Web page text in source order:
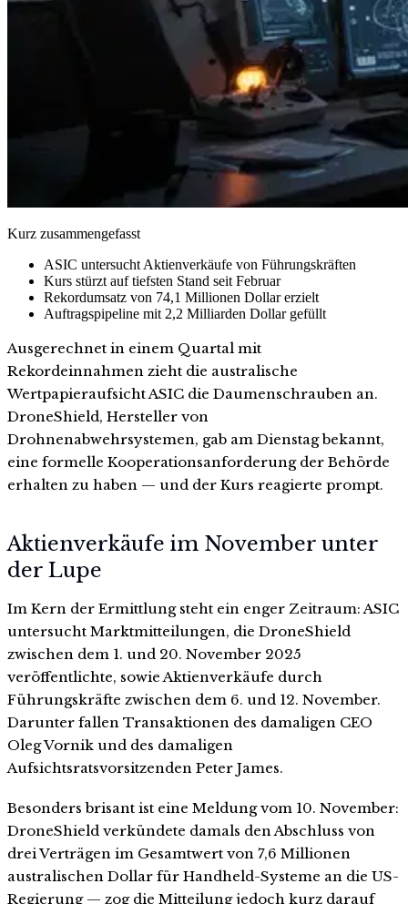
Kurz zusammengefasst
ASIC untersucht Aktienverkäufe von Führungskräften
Kurs stürzt auf tiefsten Stand seit Februar
Rekordumsatz von 74,1 Millionen Dollar erzielt
Auftragspipeline mit 2,2 Milliarden Dollar gefüllt
Ausgerechnet in einem Quartal mit
Rekordeinnahmen zieht die australische
Wertpapieraufsicht ASIC die Daumenschrauben an.
DroneShield, Hersteller von
Drohnenabwehrsystemen, gab am Dienstag bekannt,
eine formelle Kooperationsanforderung der Behörde
erhalten zu haben — und der Kurs reagierte prompt.
Aktienverkäufe im November unter
der Lupe
Im Kern der Ermittlung steht ein enger Zeitraum: ASIC
untersucht Marktmitteilungen, die DroneShield
zwischen dem 1. und 20. November 2025
veröffentlichte, sowie Aktienverkäufe durch
Führungskräfte zwischen dem 6. und 12. November.
Darunter fallen Transaktionen des damaligen CEO
Oleg Vornik und des damaligen
Aufsichtsratsvorsitzenden Peter James.
Besonders brisant ist eine Meldung vom 10. November:
DroneShield verkündete damals den Abschluss von
drei Verträgen im Gesamtwert von 7,6 Millionen
australischen Dollar für Handheld-Systeme an die US-
Regierung — zog die Mitteilung jedoch kurz darauf